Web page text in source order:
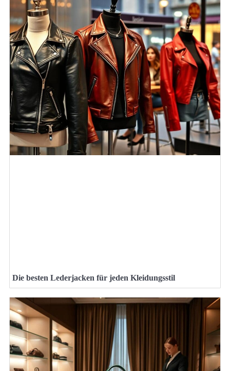
Die besten Lederjacken für jeden Kleidungsstil